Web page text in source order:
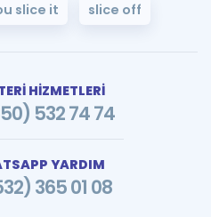
slice it slice off
HİZMETLERİ
532 74 74
YARDIM
365 01 08